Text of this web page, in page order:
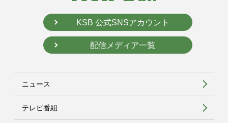
KSB 公式SNSアカウント
配信メディア一覧
ニュース
テレビ番組